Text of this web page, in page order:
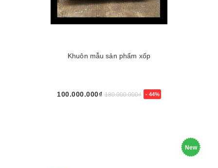
Khuôn mẫu sản phẩm xốp
100.000.000₫ 180.000.000₫ - 44%
New